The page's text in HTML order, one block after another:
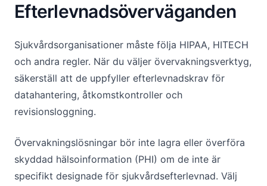
Efterlevnadsöverväganden
Sjukvårdsorganisationer måste följa HIPAA, HITECH
och andra regler. När du väljer övervakningsverktyg,
säkerställ att de uppfyller efterlevnadskrav för
datahantering, åtkomstkontroller och
revisionsloggning.
Övervakningslösningar bör inte lagra eller överföra
skyddad hälsoinformation (PHI) om de inte är
specifikt designade för sjukvårdsefterlevnad. Välj